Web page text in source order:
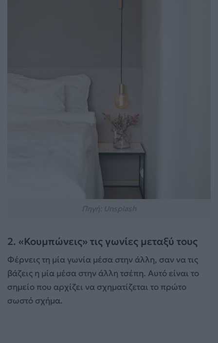
2. «Κουμπώνεις» τις γωνίες μεταξύ τους
Φέρνεις τη μία γωνία μέσα στην άλλη, σαν να τις
βάζεις η μία μέσα στην άλλη τσέπη. Αυτό είναι το
σημείο που αρχίζει να σχηματίζεται το πρώτο
σωστό σχήμα.